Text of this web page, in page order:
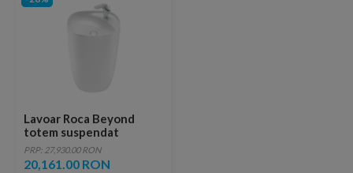
Lavoar Roca Beyond
totem suspendat
FINECERAMIC®
PRP: 27,930.00 RON
20,161.00 RON